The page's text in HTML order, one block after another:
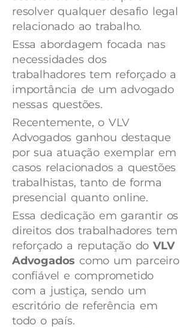
resolver qualquer desafio legal
relacionado ao trabalho.
Essa abordagem focada nas
necessidades dos
trabalhadores tem reforçado a
importância de um advogado
nessas questões.
Recentemente, o VLV
Advogados ganhou destaque
por sua atuação exemplar em
casos relacionados a questões
trabalhistas, tanto de forma
presencial quanto online.
Essa dedicação em garantir os
direitos dos trabalhadores tem
reforçado a reputação doVLV
Advogados como um parceiro
confiável e comprometido
com a justiça, sendo um
escritório de referência em
todo o país.